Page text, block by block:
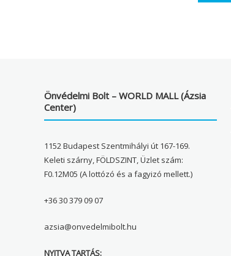
Önvédelmi Bolt – WORLD MALL (Ázsia
Center)
1152 Budapest Szentmihályi út 167-169.
Keleti szárny, FÖLDSZINT, Üzlet szám:
F0.12M05 (A lottózó és a fagyizó mellett.)
+36 30 379 09 07
azsia@onvedelmibolt.hu
NYITVA TARTÁS: